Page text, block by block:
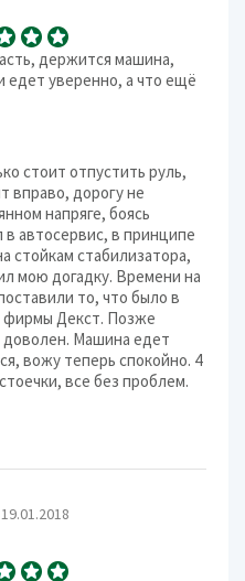
держится машина,
едет уверенно, а что ещё
стоит отпустить руль,
вправо, дорогу не
напряге, боясь
в автосервис, в принципе
стойкам стабилизатора,
мою догадку. Времени на
то, что было в
фирмы Декст. Позже
доволен. Машина едет
вожу теперь спокойно. 4
все без проблем.